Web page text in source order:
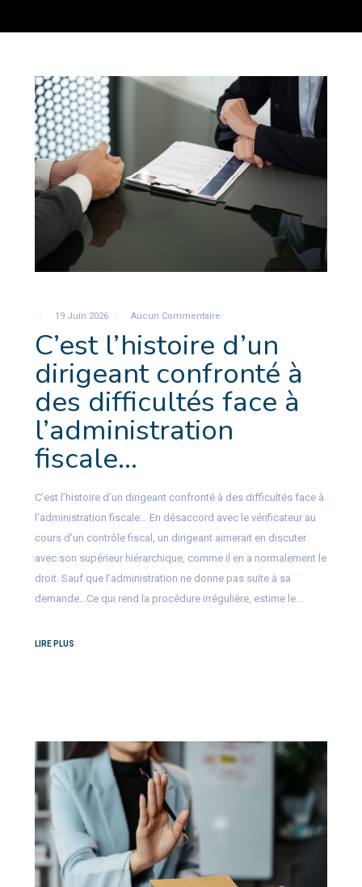
19 Juin 2026 Aucun Commentaire
C’est l’histoire d’un
dirigeant confronté à
des difficultés face à
l’administration
fiscale…
C’est l’histoire d’un dirigeant confronté à des difficultés face à
l’administration fiscale… En désaccord avec le vérificateur au
cours d’un contrôle fiscal, un dirigeant aimerait en discuter
avec son supérieur hiérarchique, comme il en a normalement le
droit. Sauf que l’administration ne donne pas suite à sa
demande…Ce qui rend la procédure irrégulière, estime le…
LIRE PLUS